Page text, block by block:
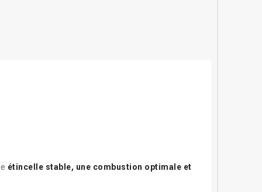
étincelle stable, une combustion optimale et